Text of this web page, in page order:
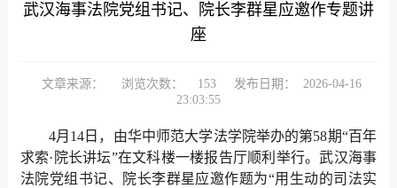
武汉海事法院党组书记、院长李群星应邀作专题讲
座
文章来源： 浏览次数： 153 发布日期：
2026-04-16
23:03:55
4月14日，由华中师范大学法学院举办的第58期“百年
求索·院长讲坛”在文科楼一楼报告厅顺利举行。武汉海事
法院党组书记、院长李群星应邀作题为“用生动的司法实